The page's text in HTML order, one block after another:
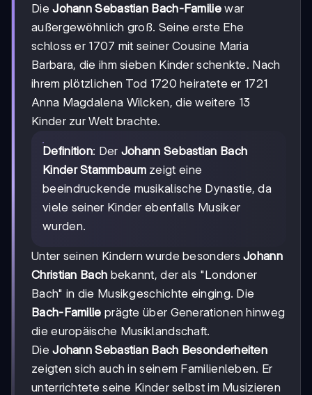
DieJohann Sebastian Bach-Familiewar
außergewöhnlich groß. Seine erste Ehe
schloss er 1707 mit seiner Cousine Maria
Barbara, die ihm sieben Kinder schenkte. Nach
ihrem plötzlichen Tod 1720 heiratete er 1721
Anna Magdalena Wilcken, die weitere 13
Kinder zur Welt brachte.
Definition: Der Johann Sebastian Bach
Kinder Stammbaumzeigt eine
beeindruckende musikalische Dynastie, da
viele seiner Kinder ebenfalls Musiker
wurden.
Unter seinen Kindern wurde besondersJohann
Christian Bach bekannt, der als "Londoner
Bach" in die Musikgeschichte einging. Die
Bach-Familie prägte über Generationen hinweg
die europäische Musiklandschaft.
DieJohann Sebastian Bach Besonderheiten
zeigten sich auch in seinem Familienleben. Er
unterrichtete seine Kinder selbst im Musizieren